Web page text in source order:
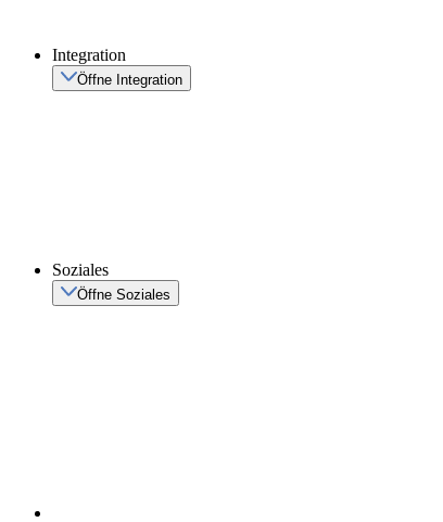
Integration
Öffne Integration
Soziales
Öffne Soziales